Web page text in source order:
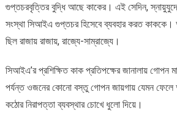
গুপ্তচরবৃত্তির বুদ্ধি আছে কাকের। এই সেদিন,
সংস্থা সিআইএ গুপ্তচর হিসেবে ব্যবহার করত কাককে।
ছিল রাজায় রাজায়, রাজ্যে-সাম্রাজ্যে।
সিআইএ’র প্রশিক্ষিত কাক প্রতিপক্ষের জানালায়
পর্যন্ত ওজনের কোনো বস্তু গোপন জায়গায় যেমন
কঠোর নিরাপত্তা ব্যবস্থার চোখে ধুলো দিয়ে।